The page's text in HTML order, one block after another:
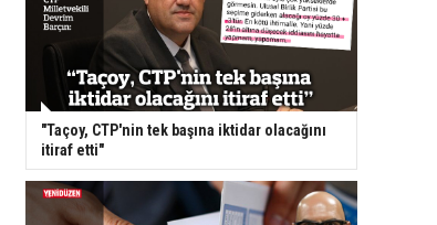
"Taçoy, CTP'nin tek başına iktidar olacağını
itiraf etti"